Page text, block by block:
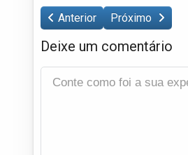
Anterior Próximo
Deixe um comentário